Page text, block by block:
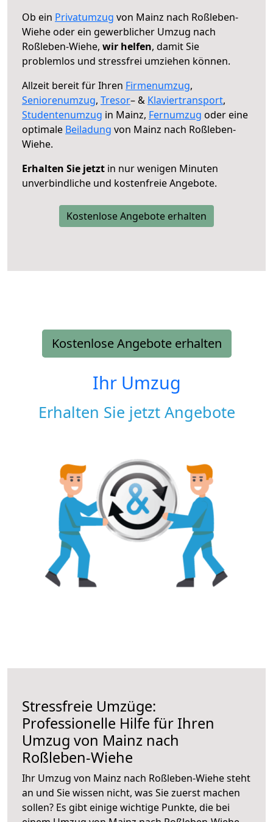
Ob ein Privatumzug von Mainz nach Roßleben-
Wiehe oder ein gewerblicher Umzug nach
Roßleben-Wiehe, wir helfen, damit Sie
problemlos und stressfrei umziehen können.
Allzeit bereit für Ihren Firmenumzug,
Seniorenumzug, Tresor– & Klaviertransport,
Studentenumzug in Mainz, Fernumzug oder eine
optimale Beiladung von Mainz nach Roßleben-
Wiehe.
Erhalten Sie jetzt in nur wenigen Minuten
unverbindliche und kostenfreie Angebote.
Kostenlose Angebote erhalten
Kostenlose Angebote erhalten
Ihr Umzug
Erhalten Sie jetzt Angebote
Stressfreie Umzüge:
Professionelle Hilfe für Ihren
Umzug von Mainz nach
Roßleben-Wiehe
Ihr Umzug von Mainz nach Roßleben-Wiehe steht
an und Sie wissen nicht, was Sie zuerst machen
sollen? Es gibt einige wichtige Punkte, die bei